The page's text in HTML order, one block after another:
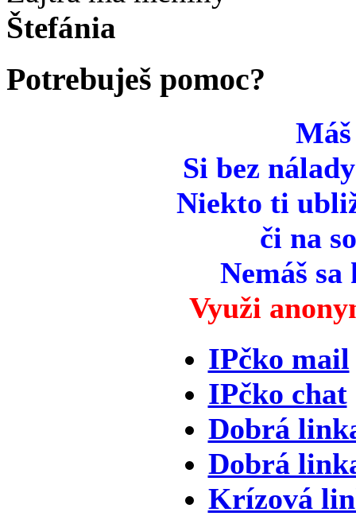
Štefánia
Potrebuješ pomoc?
Si bez
Niekto ti
či na
Nemáš
Využi
IPčko mail
IPčko chat
Dobrá
Dobrá
Krízová